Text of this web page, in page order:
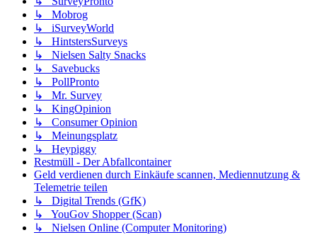
↳ Mobrog
↳ iSurveyWorld
↳ HintstersSurveys
↳ Nielsen Salty Snacks
↳ Savebucks
↳ PollPronto
↳ Mr. Survey
↳ KingOpinion
↳ Consumer Opinion
↳ Meinungsplatz
↳ Heypiggy
Restmüll - Der Abfallcontainer
Geld verdienen durch Einkäufe scannen, Mediennutzung &
Telemetrie teilen
↳ Digital Trends (GfK)
↳ YouGov Shopper (Scan)
↳ Nielsen Online (Computer Monitoring)